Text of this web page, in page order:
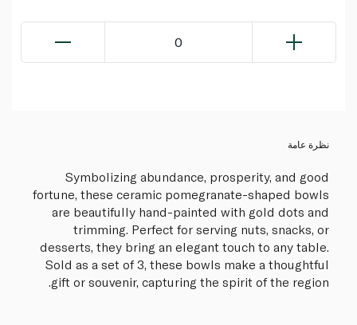
0
نظرة عامة
Symbolizing abundance, prosperity, and good
fortune, these ceramic pomegranate-shaped bowls
are beautifully hand-painted with gold dots and
trimming. Perfect for serving nuts, snacks, or
desserts, they bring an elegant touch to any table.
Sold as a set of 3, these bowls make a thoughtful
gift or souvenir, capturing the spirit of the region.